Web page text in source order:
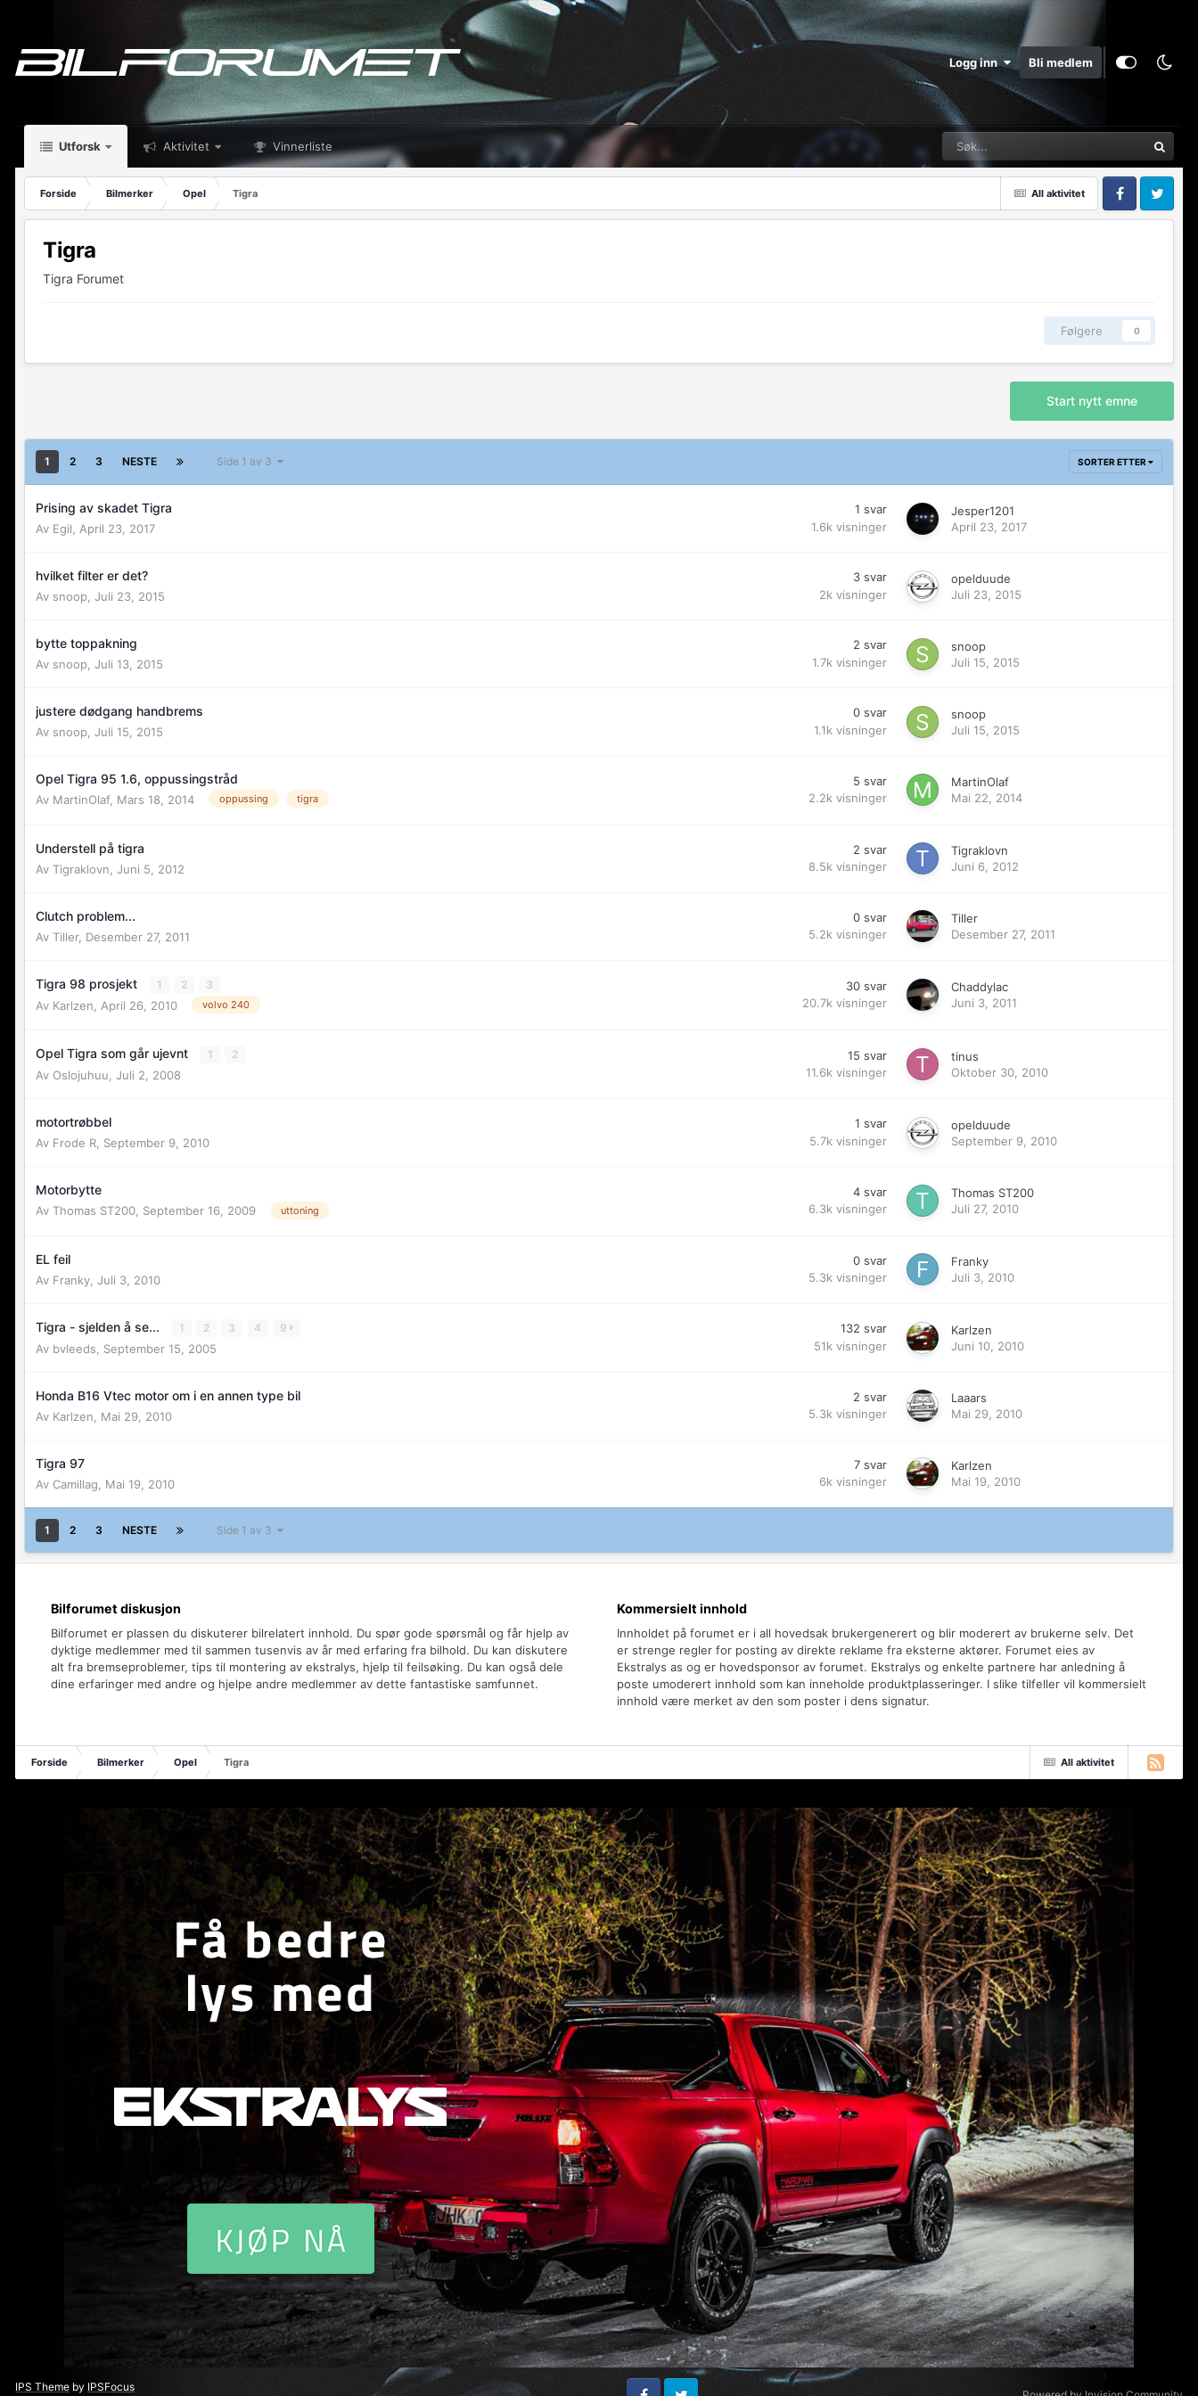
Logg inn Bli medlem
Utforsk Aktivitet Vinnerliste
All aktivitet
Forside Bilmerker Opel
Tigra
FacebookTwitter
Tigra
Tigra Forumet
Følgere 0
Start nytt emne
SORTER ETTER
1 2 3 NESTE Side 1 av 3
Prising av skadet Tigra
Av Egil April 23, 2017
1 svar
1.6k visninger
Jesper1201
April 23, 2017
hvilket filter er det?
Av snoop Juli 23, 2015
3 svar
2k visninger
opelduude
Juli 23, 2015
bytte toppakning
Av snoop Juli 13, 2015
2 svar
1.7k visninger
snoop
Juli 15, 2015
justere dødgang handbrems
Av snoop Juli 15, 2015
0 svar
1.1k visninger
snoop
Juli 15, 2015
Opel Tigra 95 1.6, oppussingstråd
Av MartinOlaf, Mars 18, 2014 oppussing tigra
5 svar
2.2k visninger
MartinOlaf
Mai 22, 2014
Understell på tigra
Av Tigraklovn Juni 5, 2012
2 svar
8.5k visninger
Tigraklovn
Juni 6, 2012
Clutch problem...
Av Tiller, Desember 27, 2011
0 svar
5.2k visninger
Tiller
Desember 27, 2011
Tigra 98 prosjekt 1 2 3
Av Karlzen April 26, 2010 volvo 240
30 svar
20.7k visninger
Chaddylac
Juni 3, 2011
Opel Tigra som går ujevnt 1 2
Av Oslojuhuu Juli 2, 2008
15 svar
11.6k visninger
tinus
Oktober 30, 2010
motortrøbbel
Av Frode R September 9, 2010
1 svar
5.7k visninger
opelduude
September 9, 2010
Motorbytte
Av Thomas ST200 September 16, 2009 uttoning
4 svar
6.3k visninger
Thomas ST200
Juli 27, 2010
EL feil
Av Franky Juli 3, 2010
0 svar
5.3k visninger
Franky
Juli 3, 2010
Tigra - sjelden å se... 1 2 3 4 9
Av bvleeds September 15, 2005
132 svar
51k visninger
Karlzen
Juni 10, 2010
Honda B16 Vtec motor om i en annen type bil
Av Karlzen Mai 29, 2010
2 svar
5.3k visninger
Laaars
Mai 29, 2010
Tigra 97
Av Camillag Mai 19, 2010
7 svar
6k visninger
Karlzen
Mai 19, 2010
1 2 3 NESTE Side 1 av 3
Bilforumet diskusjon
Bilforumet er plassen du diskuterer bilrelatert innhold. Du spør gode spørsmål og får hjelp av
dyktige medlemmer med til sammen tusenvis av år med erfaring fra bilhold. Du kan diskutere
alt fra bremseproblemer, tips til montering av ekstralys, hjelp til feilsøking. Du kan også dele
dine erfaringer med andre og hjelpe andre medlemmer av dette fantastiske samfunnet.
Kommersielt innhold
Innholdet på forumet er i all hovedsak brukergenerert og blir moderert av brukerne selv. Det
er strenge regler for posting av direkte reklame fra eksterne aktører. Forumet eies av
Ekstralys as og er hovedsponsor av forumet. Ekstralys og enkelte partnere har anledning å
poste umoderert innhold som kan inneholde produktplasseringer. I slike tilfeller vil kommersielt
innhold være merket av den som poster i dens signatur.
All aktivitet
Forside Bilmerker Opel Tigra
IPS Theme by IPSFocus